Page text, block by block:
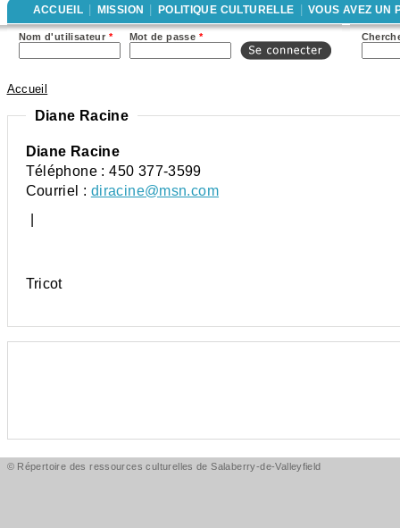
ACCUEIL MISSION POLITIQUE CULTURELLE VOUS AVEZ UN
Nom d'utilisateur * Mot de passe *
Vous êtes ici
Accueil
Diane Racine
Diane Racine
Téléphone :450 377-3599
Courriel : diracine@msn.com
Tricot
© Répertoire des ressources culturelles de Salaberry-de-Valleyfield